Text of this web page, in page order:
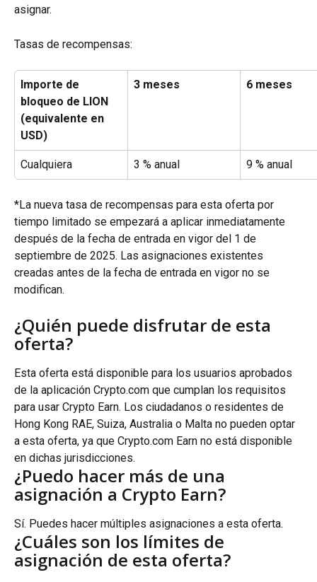
asignar.
Tasas de recompensas:
Importe de
bloqueo de LION
(equivalente en
USD)
3 meses 6 meses
Cualquiera 3 % anual 9 % anual
*La nueva tasa de recompensas para esta oferta por
tiempo limitado se empezará a aplicar inmediatamente
después de la fecha de entrada en vigor del 1 de
septiembre de 2025. Las asignaciones existentes
creadas antes de la fecha de entrada en vigor no se
modifican.
¿Quién puede disfrutar de esta
oferta?
Esta oferta está disponible para los usuarios aprobados
de la aplicación Crypto.com que cumplan los requisitos
para usar Crypto Earn. Los ciudadanos o residentes de
Hong Kong RAE, Suiza, Australia o Malta no pueden optar
a esta oferta, ya que Crypto.com Earn no está disponible
en dichas jurisdicciones.
¿Puedo hacer más de una
asignación a Crypto Earn?
Sí. Puedes hacer múltiples asignaciones a esta oferta.
¿Cuáles son los límites de
asignación de esta oferta?